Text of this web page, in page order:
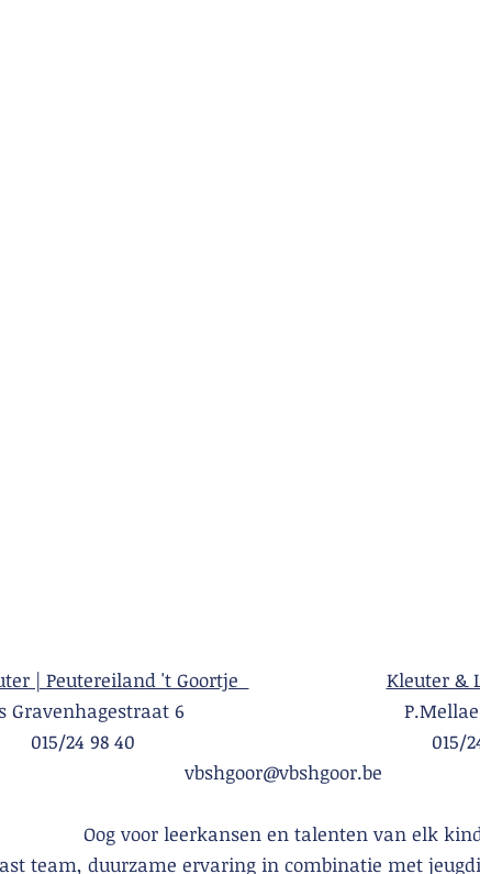
| Peutereiland 't Goortje
Kleuter &
Gravenhagestraat 6
015/24 98 40 015/24
vbshgoor@vbshgoor.be
Oog voor leerkansen en talenten van elk
team, duurzame ervaring in combinatie met